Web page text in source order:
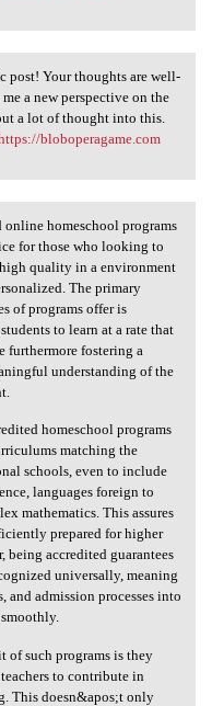
post!
post! Your thoughts are well-
a new perspective on the
a lot of thought into this.
bloboperagame.com
online
homeschool programs
for those who looking to
quality in a environment
The primary
of programs offer is
to learn at a rate that
furthermore fostering a
understanding of the
homeschool programs
matching the
schools, even to include
languages foreign to
mathematics. This assures
prepared for higher
being accredited guarantees
universally, meaning
and admission processes into
of such programs is they
to contribute in
This doesn&apos;t only